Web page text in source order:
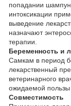
попадании
интоксикации
выведение
назначают
терапии.
Беременность и
Самкам в период
лекарственный
ветеринарного
ожидаемой пользы
Совместимость